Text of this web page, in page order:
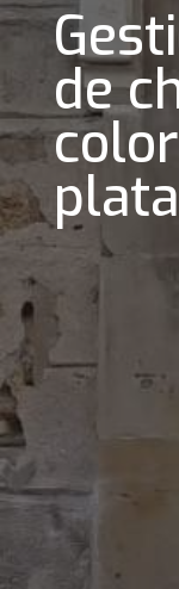
de